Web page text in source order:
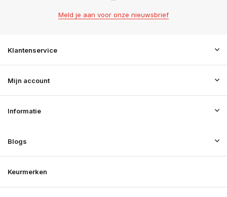
Meld je aan voor onze nieuwsbrief
Klantenservice
Mijn account
Informatie
Blogs
Keurmerken